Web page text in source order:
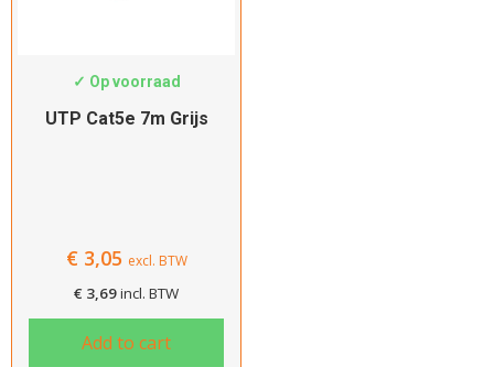
✓ Op voorraad
UTP Cat5e 7m Grijs
€3,05 excl. BTW
€ 3,69incl. BTW
Add to cart